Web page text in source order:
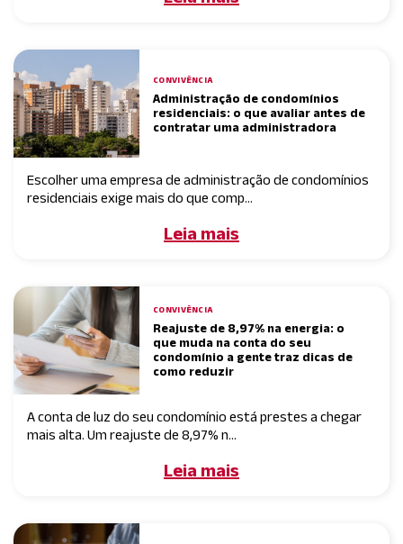
CONVIVÊNCIA
Administração de condomínios
residenciais: o que avaliar antes de
contratar uma administradora
Escolher uma empresa de administração de condomínios
residenciais exige mais do que comp...
Leia mais
CONVIVÊNCIA
Reajuste de 8,97% na energia: o
que muda na conta do seu
condomínio a gente traz dicas de
como reduzir
A conta de luz do seu condomínio está prestes a chegar
mais alta. Um reajuste de 8,97% n...
Leia mais